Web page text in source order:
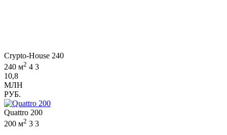
Crypto-House 240
240 м2 4 3
10,8
МЛН
РУБ.
Quattro 200
200 м2 3 3